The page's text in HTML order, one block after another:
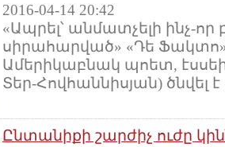
2016-04-14 20:42
«Ապրել՝ անմատչելի ինչ-
սիրահարված» «Դե Ֆակտո»
Ամերիկաբնակ պոետ,
Տեր-Հովհաննիսյան) ծնվել
Ընտանիքի շարժիչ ուժը